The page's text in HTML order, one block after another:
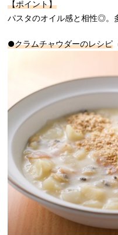
【ポイント】
パスタのオイル感と相性◎。
●クラムチャウダーのレシピ